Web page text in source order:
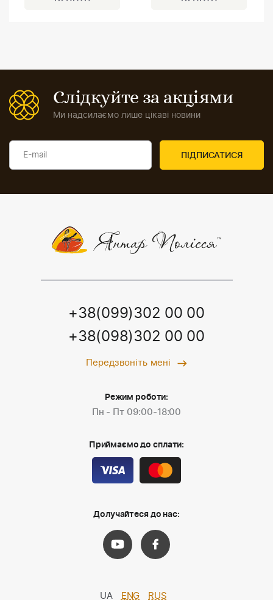
Слідкуйте за акціями
Ми надсилаємо лише цікаві новини
+38(099)302 00 00
+38(098)302 00 00
Передзвоніть мені
Режим роботи:
Пн - Пт 09:00-18:00
Приймаємо до сплати:
Долучайтеся до нас:
UA ENG RUS